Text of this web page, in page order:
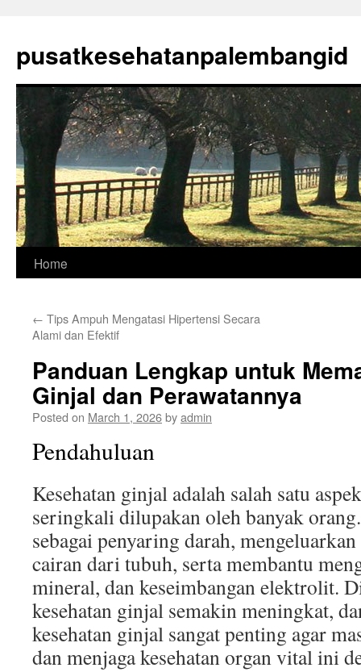
content
pusatkesehatanpalembangid
Home
← Tips Ampuh Mengatasi Hipertensi Secara
Alami dan Efektif
Panduan Lengkap untuk
Ginjal dan Perawatannya
Posted on March 1, 2026byadmin
Pendahuluan
Kesehatan ginjal adalah salah satu
seringkali dilupakan oleh banyak
sebagai penyaring darah,
cairan dari tubuh, serta membantu
mineral, dan keseimbangan elektrolit.
kesehatan ginjal semakin meningkat,
kesehatan ginjal sangat penting agar
dan menjaga kesehatan organ vital ini